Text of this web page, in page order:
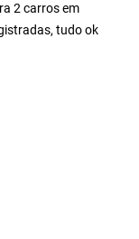
2 carros em
tudo ok